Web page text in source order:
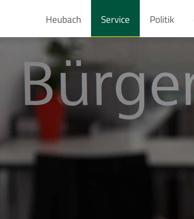
Heubach Service Politik